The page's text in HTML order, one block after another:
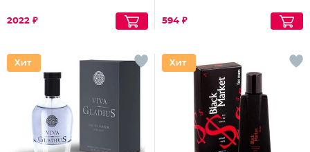
2022 ₽ 594 ₽